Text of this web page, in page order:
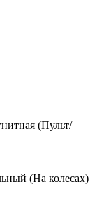
(Пульт/
(На колесах)